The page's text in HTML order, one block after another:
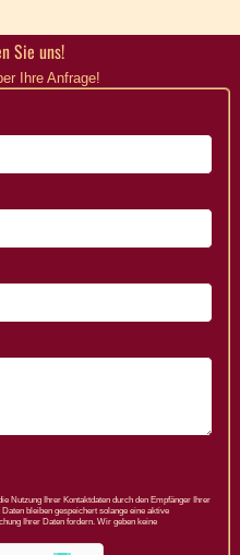
Sie uns!
Ihre Anfrage!
Nutzung Ihrer Kontaktdaten durch den Empfänger Ihrer
bleiben gespeichert solange eine aktive
Ihrer Daten fordern. Wir geben keine